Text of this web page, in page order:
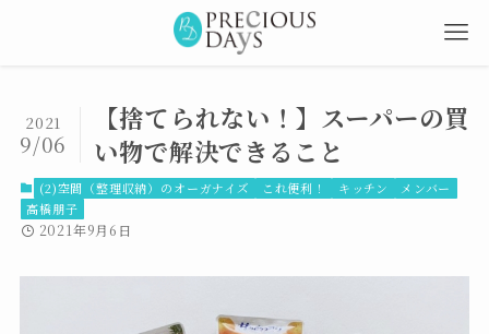
【捨てられない！】スーパーの買
い物で解決できること
2021
9/06
(2)空間（整理収納）のオーガナイズ これ便利！ キッチン
メンバー
高橋朋子
2021年9月6日